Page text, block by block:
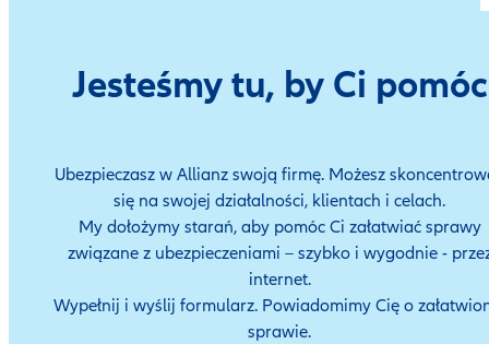
Jesteśmy tu, by Ci pomóc
Ubezpieczasz w Allianz swoją firmę. Możesz
się na swojej działalności, klientach i celach.
My dołożymy starań, aby pomóc Ci załatwiać sprawy
związane z ubezpieczeniami – szybko i wygodnie -
internet.
Wypełnij i wyślij formularz. Powiadomimy Cię o
sprawie.